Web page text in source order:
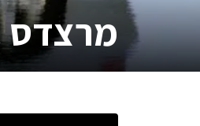
מרצדס C סדאן